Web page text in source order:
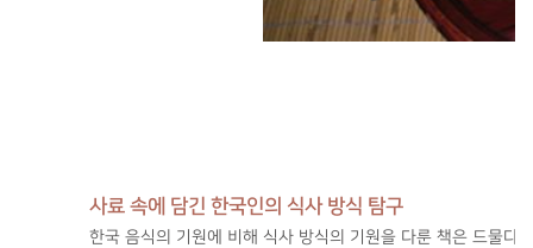
사료 속에 담긴 한국인의 식사 방식 탐구
한국 음식의 기원에 비해 식사 방식의 기원을 다룬 책은 드물다